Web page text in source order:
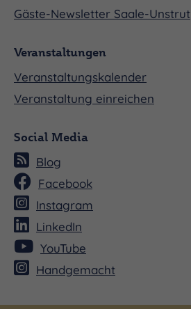
Gäste-Newsletter Saale-Unstrut
Veranstaltungen
Veranstaltungskalender
Veranstaltung einreichen
Social Media
Blog
Facebook
Instagram
LinkedIn
YouTube
Handgemacht